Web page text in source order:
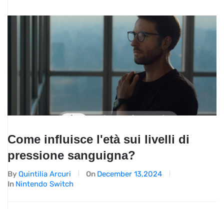
Come influisce l'età sui livelli di
pressione sanguigna?
By Quintilia Arcuri On December 13,2024
In Nintendo Switch